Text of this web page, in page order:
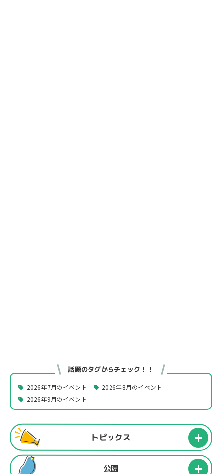
話題のタグからチェック！！
2026年7月のイベント
2026年8月のイベント
2026年9月のイベント
トピックス
公園